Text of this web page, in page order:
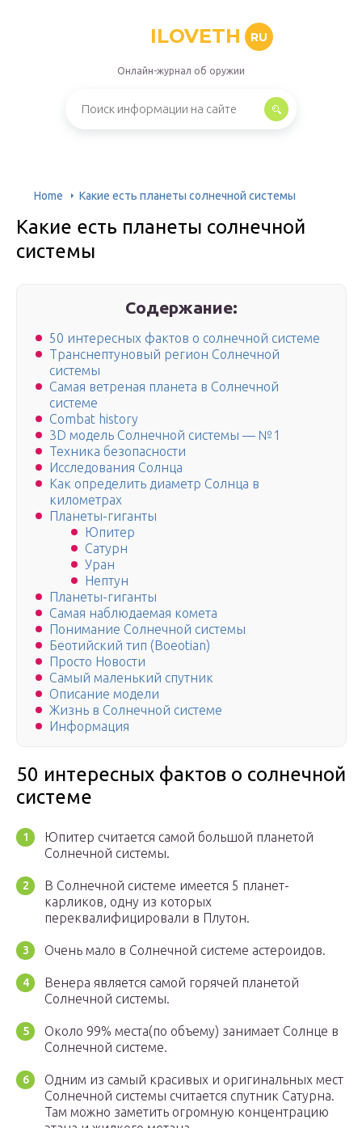
ILOVETH RU
Онлайн-журнал об оружии
Home Какие есть планеты солнечной системы
Какие есть планеты солнечной
системы
Содержание:
50 интересных фактов о солнечной системе
Транснептуновый регион Солнечной
системы
Самая ветреная планета в Солнечной
системе
Combat history
3D модель Солнечной системы — №1
Техника безопасности
Исследования Солнца
Как определить диаметр Солнца в
километрах
Планеты-гиганты
Юпитер
Сатурн
Уран
Нептун
Планеты-гиганты
Самая наблюдаемая комета
Понимание Солнечной системы
Беотийский тип (Boeotian)
Просто Новости
Самый маленький спутник
Описание модели
Жизнь в Солнечной системе
Информация
50 интересных фактов о солнечной
системе
Юпитер считается самой большой планетой
Солнечной системы.
В Солнечной системе имеется 5 планет-
карликов, одну из которых
переквалифицировали в Плутон.
Очень мало в Солнечной системе астероидов.
Венера является самой горячей планетой
Солнечной системы.
Около 99% места(по объему) занимает Солнце в
Солнечной системе.
Одним из самый красивых и оригинальных мест
Солнечной системы считается спутник Сатурна.
Там можно заметить огромную концентрацию